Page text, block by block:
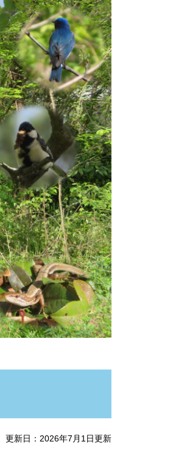
更新日：2026年7月1日更新